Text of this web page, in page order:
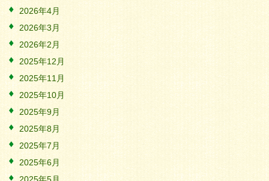
2026年4月
2026年3月
2026年2月
2025年12月
2025年11月
2025年10月
2025年9月
2025年8月
2025年7月
2025年6月